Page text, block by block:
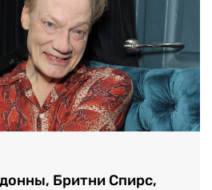
Бритни Спирс,